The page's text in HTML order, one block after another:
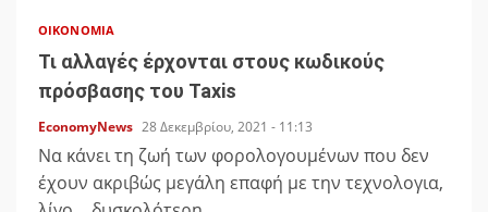
ΟΙΚΟΝΟΜΊΑ
Τι αλλαγές έρχονται στους κωδικούς
πρόσβασης του Taxis
EconomyNews 28 Δεκεμβρίου, 2021 - 11:13
Να κάνει τη ζωή των φορολογουμένων που δεν
έχουν ακριβώς μεγάλη επαφή με την τεχνολογια,